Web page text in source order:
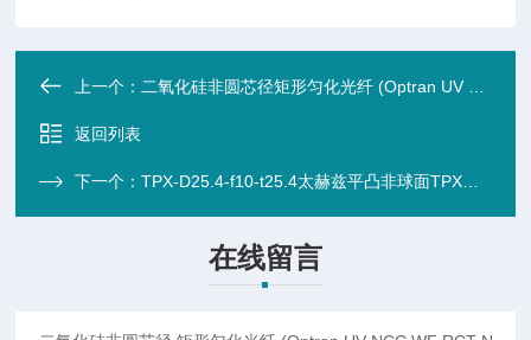
上一个： 二氧化硅非圆芯径矩形匀化光纤 (Optran UV NCC WF RCT NA-0.21)
返回列表
下一个：TPX-D25.4-f10-t25.4太赫兹平凸非球面TPX透镜 安装式 管长25.4mm (专用于空间高分辨率应用)
在线留言